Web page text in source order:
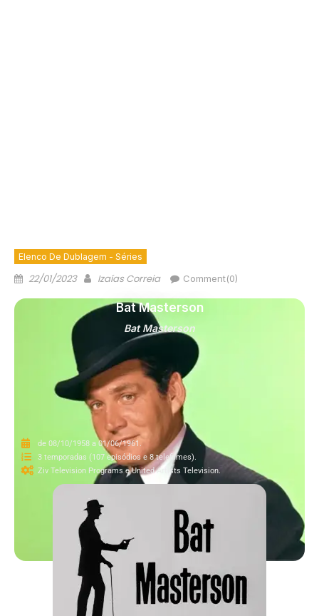
Elenco De Dublagem - Séries
22/01/2023 Izaías Correia Comment(0)
Bat Masterson
Bat Masterson
de 08/10/1958 a 01/06/1961.
3 temporadas (107 episódios e 8 telefilmes).
Ziv Television Programs e United Artists Television.